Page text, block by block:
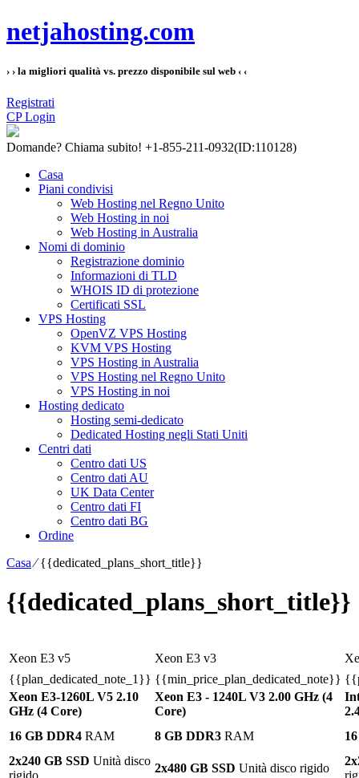
netjahosting.com
› › la migliori qualità vs. prezzo disponibile sul web ‹ ‹
Registrati
CP Login
Domande? Chiama subito! +1-855-211-0932(ID:110128)
Casa
Piani condivisi
Web Hosting nel Regno Unito
Web Hosting in noi
Web Hosting in Australia
Nomi di dominio
Registrazione dominio
Informazioni di TLD
WHOIS ID di protezione
Certificati SSL
VPS Hosting
OpenVZ VPS Hosting
KVM VPS Hosting
VPS Hosting in Australia
VPS Hosting nel Regno Unito
VPS Hosting in noi
Hosting dedicato
Hosting semi-dedicato
Dedicated Hosting negli Stati Uniti
Centri dati
Centro dati US
Centro dati AU
UK Data Center
Centro dati FI
Centro dati BG
Ordine
Casa⁄{{dedicated_plans_short_title}}
{{dedicated_plans_short_title}}
Xeon E3 v5 Xeon E3 v3
{{plan_dedicated_note_1}} {{min_price_plan_dedicated_note}}
Xeon E3-1260L V5 2.10
GHz (4 Core)
Xeon E3 - 1240L V3 2.00 GHz (4
Core)
16 GB DDR4 RAM 8 GB DDR3 RAM
2x240 GB SSD Unità disco
rigido
2x480 GB SSD Unità disco rigido
2